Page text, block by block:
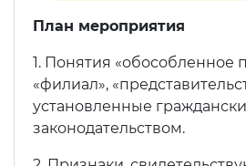
План мероприятия
1. Понятия «обособленное
«филиал»,
установленные
законодательством.